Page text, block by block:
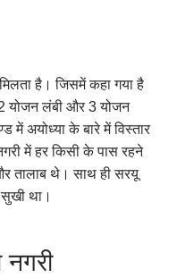
है। जिसमें कहा गया है
योजन लंबी और 3 योजन
में अयोध्या के बारे में विस्तार
में हर किसी के पास रहने
तालाब थे। साथ ही सरयू
था।
नगरी